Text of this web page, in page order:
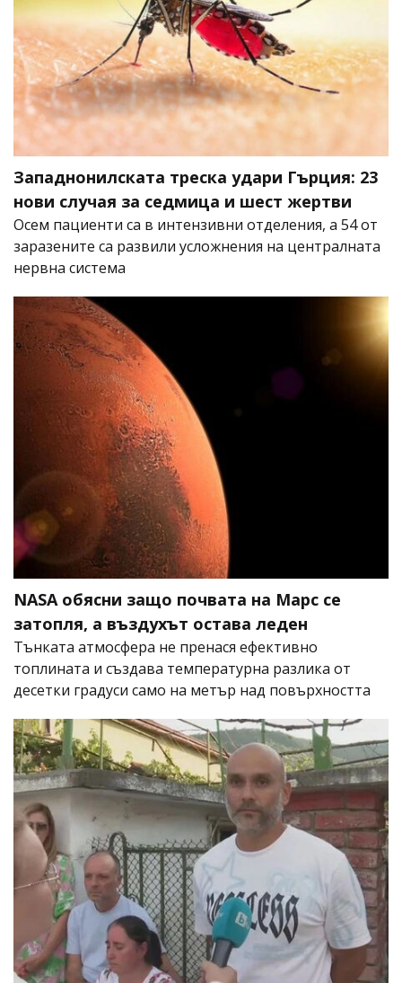
Западнонилската треска удари Гърция: 23
нови случая за седмица и шест жертви
Осем пациенти са в интензивни отделения, а 54 от
заразените са развили усложнения на централната
нервна система
NASA обясни защо почвата на Марс се
затопля, а въздухът остава леден
Тънката атмосфера не пренася ефективно
топлината и създава температурна разлика от
десетки градуси само на метър над повърхността